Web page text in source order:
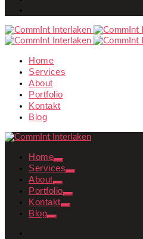
Home
Services
About
Portfolio
Kontakt
Blog
Home
Services
About
Portfolio
Kontakt
Blog